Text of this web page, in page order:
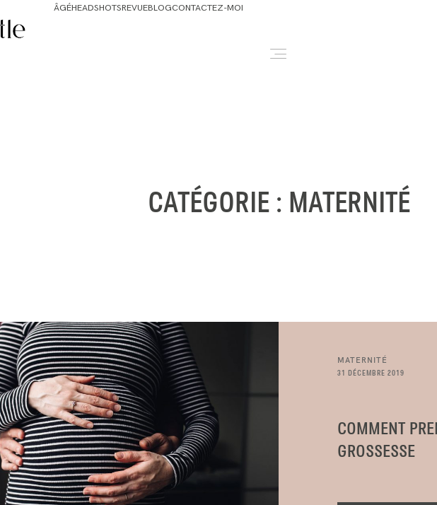
BÉBÉ PLUS ÂGÉHEADSHOTSREVUEBLOGCONTACTEZ-MOI
CATÉGORIE : MATERNITÉ
MATERNITÉ
31 DÉCEMBRE 2019
COMMENT
GROSSESSE